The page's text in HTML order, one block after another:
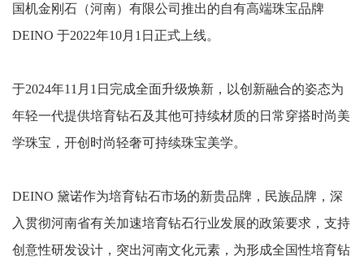
国机金刚石（河南）有限公司推出的自有高端珠宝品牌
DEINO 于2022年10月1日正式上线。
于2024年11月1日完成全面升级焕新，以创新融合的姿态为
年轻一代提供培育钻石及其他可持续材质的日常穿搭时尚美
学珠宝，开创时尚轻奢可持续珠宝美学。
DEINO 黛诺作为培育钻石市场的新贵品牌，民族品牌，深
入贯彻河南省有关加速培育钻石行业发展的政策要求，支持
创意性研发设计，突出河南文化元素，为形成全国性培育钻